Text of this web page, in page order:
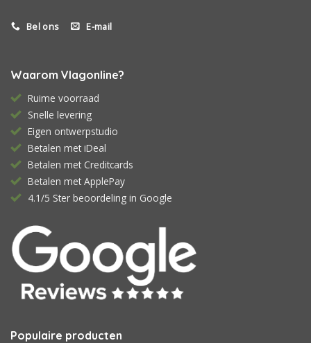
Bel ons E-mail
Waarom Vlagonline?
Ruime voorraad
Snelle levering
Eigen ontwerpstudio
Betalen met iDeal
Betalen met Creditcards
Betalen met ApplePay
4.1/5 Ster beoordeling in Google
Populaire producten